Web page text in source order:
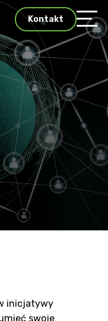
Kontakt
inicjatywy
swoje